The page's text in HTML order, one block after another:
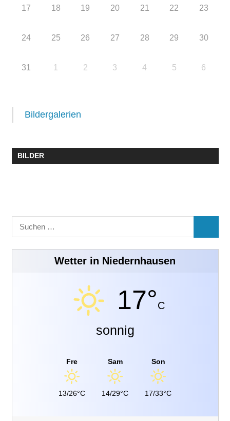
17 18 19 20 21 22 23
24 25 26 27 28 29 30
31 1 2 3 4 5 6
Bildergalerien
BILDER
Suchen
nach:
Wetter in Niedernhausen
17°C
sonnig
Fre
13/26°C
Sam
14/29°C
Son
17/33°C